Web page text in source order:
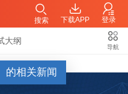
下载APP 登录
搜索
大纲
导航
的相关新闻